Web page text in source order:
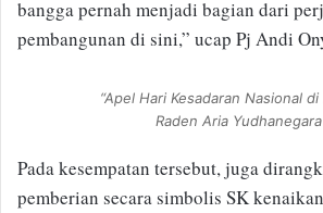
bangga pernah menjadi bagian dari
pembangunan di sini,” ucap Pj Andi
“Apel Hari Kesadaran Nasional di
Raden Aria Yudhanegara
Pada kesempatan tersebut, juga
pemberian secara simbolis SK